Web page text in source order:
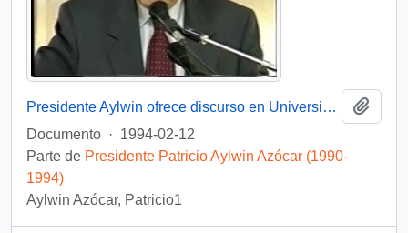
Presidente Aylwin ofrece discurso en Universidad de Concepción: video
Documento · 1994-02-12
Parte de Presidente Patricio Aylwin Azócar (1990-
1994)
Aylwin Azócar, Patricio1